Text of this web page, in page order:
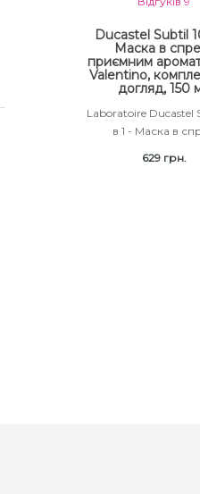
Ducastel Subtil
Маска в
приємним
Valentino,
догляд, 150
Laboratoire Ducastel
в 1 - Маска в
629 грн.